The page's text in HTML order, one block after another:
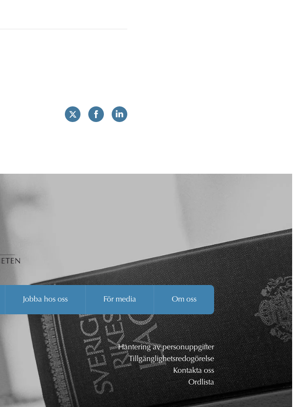
Jobba hos oss För media Om oss
Hantering av personuppgifter
Tillgänglighetsredogörelse
Kontakta oss
Ordlista